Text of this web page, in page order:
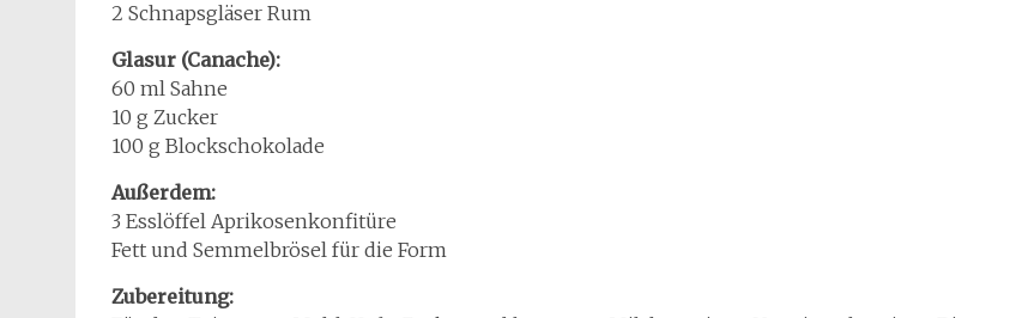
2 Schnapsgläser Rum
Glasur (Canache):
60 ml Sahne
10 g Zucker
100 g Blockschokolade
Außerdem:
3 Esslöffel Aprikosenkonfitüre
Fett und Semmelbrösel für die Form
Zubereitung: